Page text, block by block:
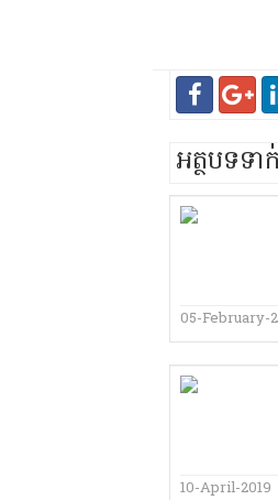
អត្ថបទទ
05-February-
10-April-2019